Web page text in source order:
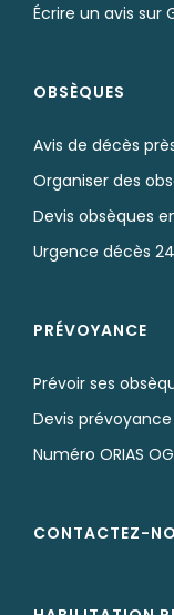
Écrire un avis sur
OBSÈQUES
Avis de décès
Organiser des
Devis obsèques
Urgence décès
PRÉVOYANCE
Prévoir ses
Devis
Numéro ORIAS
CONTACTEZ-